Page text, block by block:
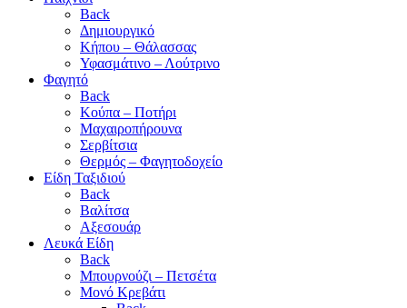
Back
Δημιουργικό
Κήπου – Θάλασσας
Υφασμάτινο – Λούτρινο
Φαγητό
Back
Κούπα – Ποτήρι
Μαχαιροπήρουνα
Σερβίτσια
Θερμός – Φαγητοδοχείο
Είδη Ταξιδιού
Back
Βαλίτσα
Αξεσουάρ
Λευκά Είδη
Back
Μπουρνούζι – Πετσέτα
Μονό Κρεβάτι